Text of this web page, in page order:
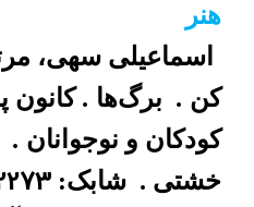
هنر
اسماعیلی سهی،
کن . برگ‌ها . کانون
کودکان و نوجوانان .
خشتی . شابک: